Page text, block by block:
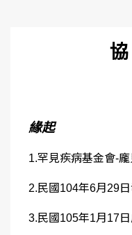
緣起
1.罕見疾病基金會-龐
2.民國 104年6月 29
3.民國 105年1月 17